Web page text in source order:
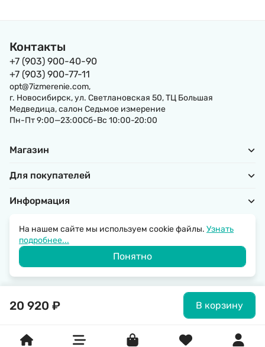
20 920 ₽ В корзину
Контакты
+7 (903) 900-40-90
+7 (903) 900-77-11
opt@7izmerenie.com,
г. Новосибирск, ул. Светлановская 50, ТЦ Большая
Медведица, салон Седьмое измерение
Пн-Пт 9:00—23:00Сб-Вс 10:00-20:00
Магазин
Для покупателей
Информация
© 2026 SantechRussia.
Политика обработки персональных данных
На нашем сайте мы используем cookie файлы. Узнать
подробнее...
Понятно